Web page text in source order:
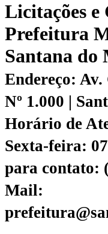
Licitações e
Prefeitura
Santana do
Endereço: Av.
Nº 1.000 |
Horário de
Sexta-feira:
para contato:
Mail: